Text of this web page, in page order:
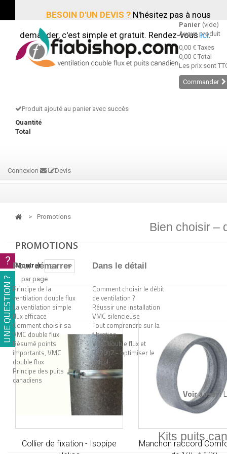
BESOIN D'UN DEVIS ?N'hésitez pas à nous
demander, c'est simple et gratuit. Rendez-vousici.
Panier (vide)
Aucun produit
0,00 € Taxes
0,00 € Total
Les prix sont
Commander
Produit ajouté au panier avec succès
Quantité
Total
Connexion Devis
Bien choisir –
Pour démarrer
Principe de la
ventilation double flux
La ventilation simple
flux efficace
Comment choisir sa
VMC double flux
Résumé points
importants, VMC
double flux
Principe des puits
canadiens
Dans le détail
Comment choisir le débit
de ventilation ?
Réussir une installation
VMC silencieuse
Tout comprendre sur la
filtration
VMC double flux et
RT2012 - optimiser le
calcul
Voir aussi :
Kits puits
> Promotions
PROMOTIONS
Montrer
par page
Collier de fixation - Isopipe
Manchon raccord
?
UNE QUESTION ?